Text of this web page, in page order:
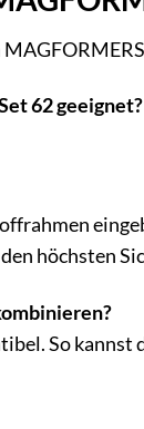
62 geeignet?
höchsten
So